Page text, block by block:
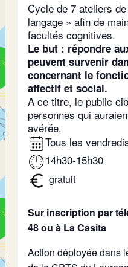
Cycle de 7 ateliers
langage » afin de
facultés cognitives.
Le but : répondre
peuvent survenir
concernant le
affectif et social.
A ce titre, le public
personnes qui
avérée.
Tous les
14h30-15h30
gratuit
Sur inscription par
48 ou à La Casita
Action déployée dans